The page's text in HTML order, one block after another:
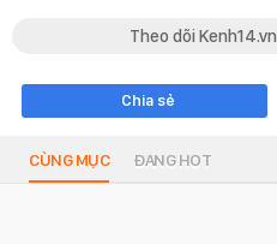
Theo dõi
Chia sẻ
CÙNG MỤC ĐANG HOT